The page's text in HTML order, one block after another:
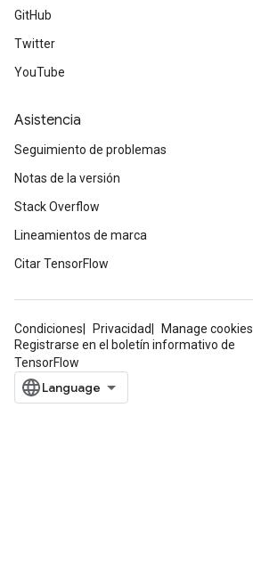
GitHub
Twitter
YouTube
Asistencia
Seguimiento de problemas
Notas de la versión
Stack Overflow
Lineamientos de marca
Citar TensorFlow
Condiciones Privacidad
Manage cookies
Registrarse en el boletín informativo de
TensorFlow